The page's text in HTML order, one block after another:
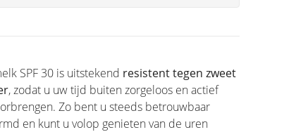
SPF 30 is uitstekend resistent tegen zweet
, zodat u uw tijd buiten zorgeloos en actief
Zo bent u steeds betrouwbaar
en kunt u volop genieten van de uren